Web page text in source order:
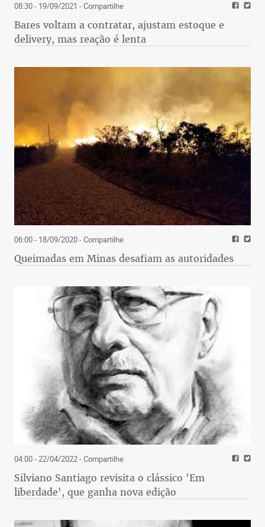
08:30 - 19/09/2021 - Compartilhe
Bares voltam a contratar, ajustam estoque e
delivery, mas reação é lenta
06:00 - 18/09/2020- Compartilhe
Queimadas em Minas desafiam as autoridades
04:00 - 22/04/2022- Compartilhe
Silviano Santiago revisita o clássico 'Em
liberdade', que ganha nova edição